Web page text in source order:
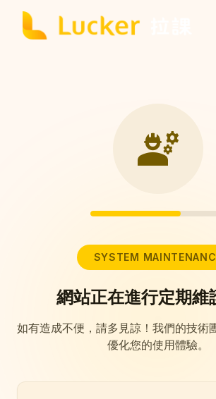
engineering
SYSTEM
網站正在進行定期維
如有造成不便，請多見諒！我們的技術
優化您的使用體驗。